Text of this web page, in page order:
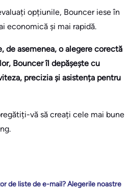
opțiunile, Bouncer iese în
economică și mai rapidă.
de asemenea, o alegere corectă
Bouncer îl depășește cu
precizia și asistența pentru
vă să creați cele mai bune
de liste de e-mail? Alegerile noastre